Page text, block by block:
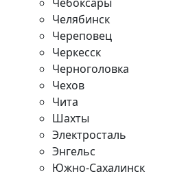
Челябинск
Череповец
Черкесск
Черноголовка
Чехов
Чита
Шахты
Электросталь
Энгельс
Южно-Сахалинск